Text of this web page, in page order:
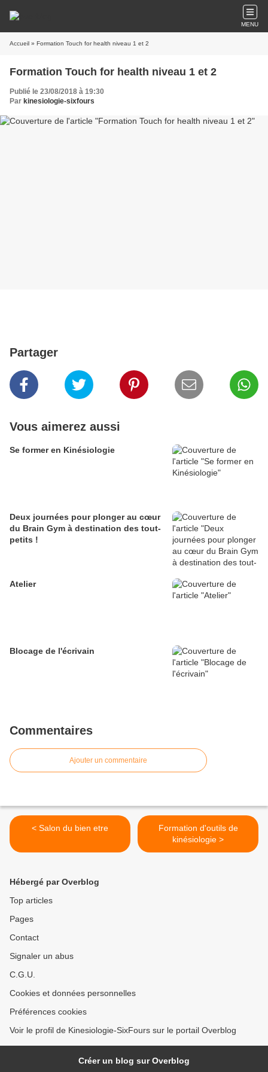
MENU
Accueil » Formation Touch for health niveau 1 et 2
Formation Touch for health niveau 1 et 2
Publié le 23/08/2018 à 19:30
Par kinesiologie-sixfours
Partager
Vous aimerez aussi
Se former en Kinésiologie
Deux journées pour plonger au cœur
du Brain Gym à destination des tout-
petits !
Atelier
Blocage de l'écrivain
Commentaires
Ajouter un commentaire
< Salon du bien etre
Formation d'outils de
kinésiologie >
Hébergé par Overblog
Top articles
Pages
Contact
Signaler un abus
C.G.U.
Cookies et données personnelles
Préférences cookies
Voir le profil de Kinesiologie-SixFours sur le portail Overblog
Créer un blog sur Overblog